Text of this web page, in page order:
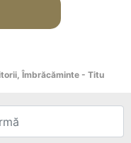
Îmbrăcăminte - Titu